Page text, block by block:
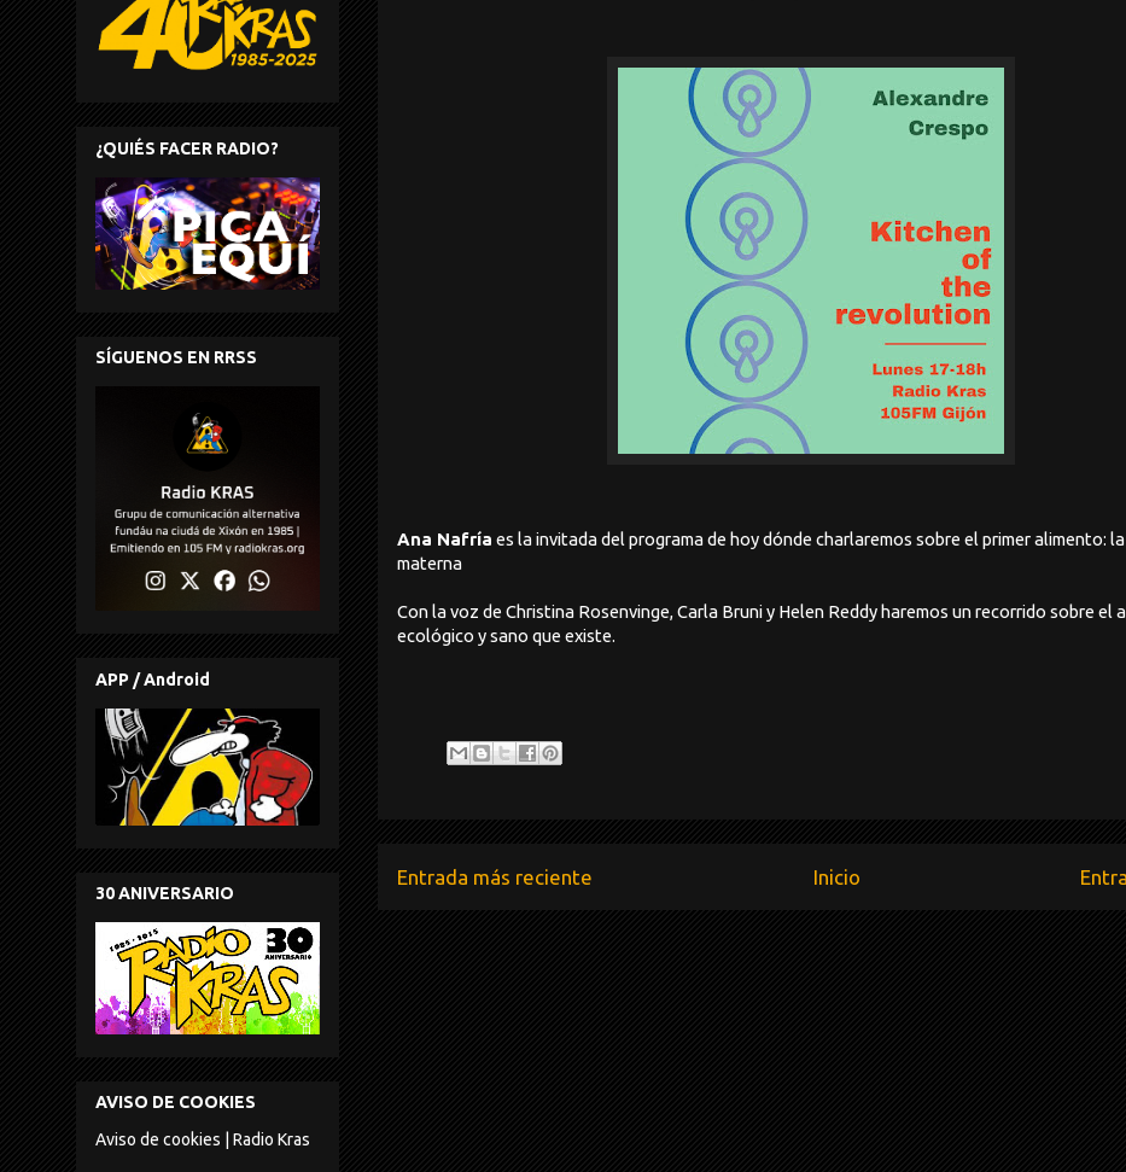
Ana Nafría es la invitada del programa de hoy dónde charlaremos sobre el primer alimento:
materna
Con la voz de Christina Rosenvinge, Carla Bruni y Helen Reddy haremos un recorrido sobre el
ecológico y sano que existe.
Entrada más reciente Inicio
¿QUIÉS FACER RADIO?
SÍGUENOS EN RRSS
APP / Android
30 ANIVERSARIO
AVISO DE COOKIES
Aviso de cookies | Radio Kras